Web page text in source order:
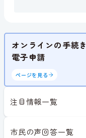
オンラインの手続き
電子申請
ページを見る
注目情報一覧
市民の声回答一覧